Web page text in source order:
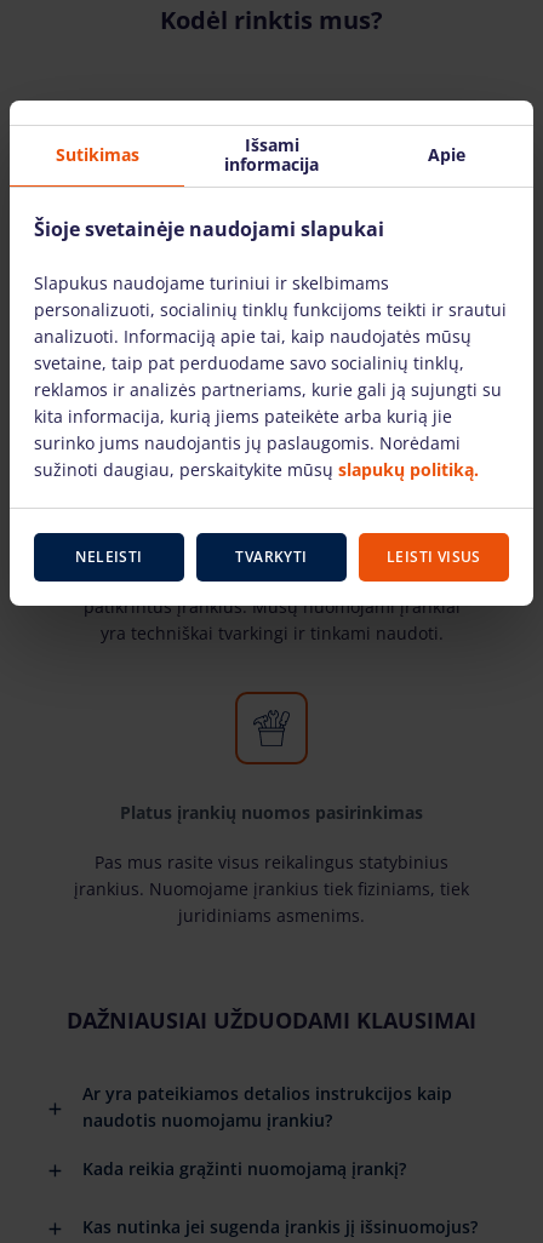
Kodėl rinktis mus?
Įrankių nuoma visoje Lietuvoje
Įrankis.lt filialus galite rasite šiuose Lietuvos
miestuose: Vilniuje, Kaune, Klaipėdoje ir
Mažeikiuose. Įrankius pristatome visoje
Lietuvoje.
Tik žinomų gamintojų įrankiai
Pas mus rasite žinomiausių gamintojų ir laiko
patikrintus įrankius. Mūsų nuomojami įrankiai
yra techniškai tvarkingi ir tinkami naudoti.
Platus įrankių nuomos pasirinkimas
Pas mus rasite visus reikalingus statybinius
įrankius. Nuomojame įrankius tiek fiziniams, tiek
juridiniams asmenims.
DAŽNIAUSIAI UŽDUODAMI KLAUSIMAI
Ar yra pateikiamos detalios instrukcijos kaip
naudotis nuomojamu įrankiu?
Kada reikia grąžinti nuomojamą įrankį?
Kas nutinka jei sugenda įrankis jį išsinuomojus?
Sutikimas
Išsami
informacija
Apie
Šioje svetainėje naudojami slapukai
Slapukus naudojame turiniui ir skelbimams
personalizuoti, socialinių tinklų funkcijoms teikti ir srautui
analizuoti. Informaciją apie tai, kaip naudojatės mūsų
svetaine, taip pat perduodame savo socialinių tinklų,
reklamos ir analizės partneriams, kurie gali ją sujungti su
kita informacija, kurią jiems pateikėte arba kurią jie
surinko jums naudojantis jų paslaugomis. Norėdami
sužinoti daugiau, perskaitykite mūsų slapukų politiką.
NELEISTI TVARKYTI LEISTI VISUS